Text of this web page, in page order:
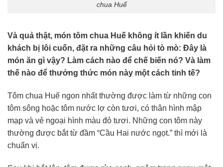
chua Huế
Và quả thật, món tôm chua Huế không ít lần khiến du
khách bị lôi cuốn, đặt ra những câu hỏi tò mò: Đây là
món ăn gì vậy? Làm cách nào để chế biến nó? Và làm
thế nào để thưởng thức món này một cách tinh tế?
Tôm chua Huế ngon nhất thường được làm từ những con
tôm sông hoặc tôm nước lợ còn tươi, có thân hình mập
mạp và vẻ ngoại hình màu đỏ tươi. Những con tôm này
thường được bắt từ đầm “Cầu Hai nước ngọt.” thì mới là
chuẩn vị.